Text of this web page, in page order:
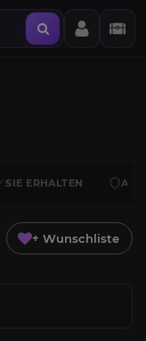
SIE ERHALTEN
+ Wunschliste